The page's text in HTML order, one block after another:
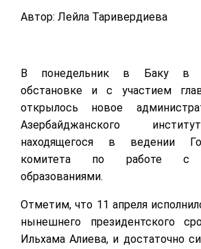
Автор: Лейла Таривердиева
В понедельник в Баку в
обстановке и с участием
открылось новое
Азербайджанского
находящегося в ведении
комитета по работе с
образованиями.
Отметим, что 11 апреля
нынешнего президентского
Ильхама Алиева, и достаточно